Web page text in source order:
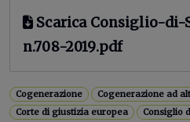
Scarica Consiglio-
n.708-2019.pdf
Cogenerazione
Cogenerazione ad
Corte di giustizia europea
Consiglio